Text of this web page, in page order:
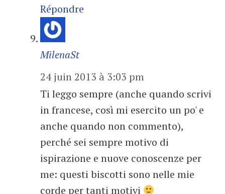
Répondre
MilenaSt
24 juin 2013 à 3:03 pm
Ti leggo sempre (anche quando scrivi
in francese, così mi esercito un po' e
anche quando non commento),
perché sei sempre motivo di
ispirazione e nuove conoscenze per
me: questi biscotti sono nelle mie
corde per tanti motivi